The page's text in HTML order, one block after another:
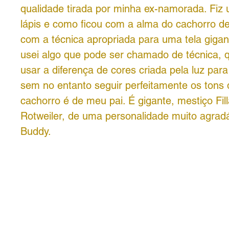
qualidade tirada por minha ex-namorada. Fiz
lápis e como ficou com a alma do cachorro
com a técnica apropriada para uma tela
usei algo que pode ser chamado de técnica,
usar a diferença de cores criada pela luz
sem no entanto seguir perfeitamente os tons
cachorro é de meu pai. É gigante, mestiço
Rotweiler, de uma personalidade muito
Buddy.